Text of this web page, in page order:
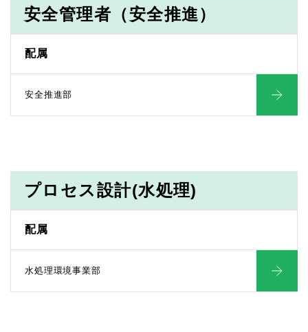
安全管理者（安全推進）
配属
安全推進部
プロセス設計(水処理)
配属
水処理環境事業部